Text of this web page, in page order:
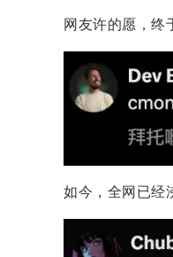
网友许的愿，终
如今，全网已经